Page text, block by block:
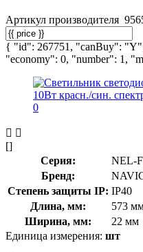
Артикул производителя
{ "id": 267751, "canBuy":
"economy": 0, "number": 1,
[]
Серия:
NEL-
Бренд:
Степень защиты IP: IP40
Длина, мм:
573
Ширина, мм:
22 мм
Единица измерения: шт